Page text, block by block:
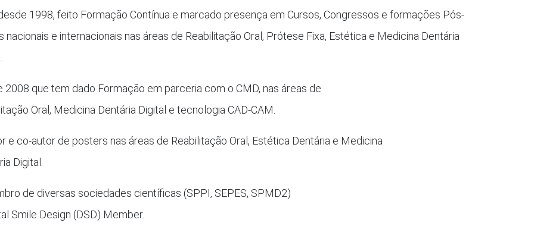
1998, feito Formação Contínua e marcado presença em Cursos, Congressos e formações Pós-
nacionais e internacionais nas áreas de Reabilitação Oral, Prótese Fixa, Estética e Medicina Dentária
2008 que tem dado Formação em parceria com o CMD, nas áreas de
Oral, Medicina Dentária Digital e tecnologia CAD-CAM.
e co-autor de posters nas áreas de Reabilitação Oral, Estética Dentária e Medicina
Digital.
de diversas sociedades científicas (SPPI, SEPES, SPMD2)
Smile Design (DSD) Member.